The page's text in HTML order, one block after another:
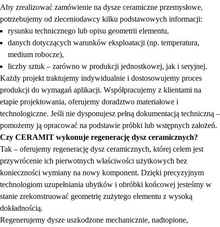
Aby zrealizować zamówienie na dysze ceramiczne przemysłowe,
potrzebujemy od zleceniodawcy kilku podstawowych informacji:
rysunku technicznego lub opisu geometrii elementu,
danych dotyczących warunków eksploatacji (np. temperatura,
medium robocze),
liczby sztuk – zarówno w produkcji jednostkowej, jak i seryjnej.
Każdy projekt traktujemy indywidualnie i dostosowujemy proces
produkcji do wymagań aplikacji. Współpracujemy z klientami na
etapie projektowania, oferujemy doradztwo materiałowe i
technologiczne. Jeśli nie dysponujesz pełną dokumentacją techniczną –
pomożemy ją opracować na podstawie próbki lub wstępnych założeń.
Czy CERAMIT wykonuje regenerację dysz ceramicznych?
Tak – oferujemy regenerację dysz ceramicznych, której celem jest
przywrócenie ich pierwotnych właściwości użytkowych bez
konieczności wymiany na nowy komponent. Dzięki precyzyjnym
technologiom uzupełniania ubytków i obróbki końcowej jesteśmy w
stanie zrekonstruować geometrię zużytego elementu z wysoką
dokładnością.
Regenerujemy dysze uszkodzone mechanicznie, nadtopione,